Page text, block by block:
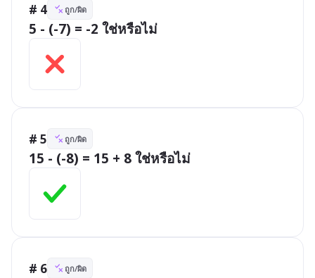
# 4 ถูก/ผิด
5 - (-7) = -2 ใช่หรือไม่
# 5 ถูก/ผิด
15 - (-8) = 15 + 8 ใช่หรือไม่
# 6 ถูก/ผิด